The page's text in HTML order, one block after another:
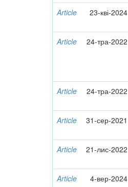
Article 23-кві-2024
Article
24-тра-2022
Article 24-тра-2022
Article
31-сер-2021
Article
21-лис-2022
Article
4-вер-2024